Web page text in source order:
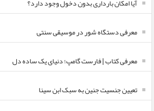
آیا امکان بارداری بدون دخول وجود دارد؟
معرفی دستگاه شور در موسیقی سنتی
معرفی کتاب | فارست گامپ؛ دنیای یک ساده دل
تعیین جنسیت جنین به سبک ابن سینا